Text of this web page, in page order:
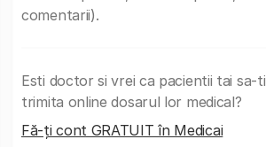
comentarii).
Esti doctor si vrei ca pacientii tai sa-ti
trimita online dosarul lor medical?
Fă-ți cont GRATUIT în Medicai